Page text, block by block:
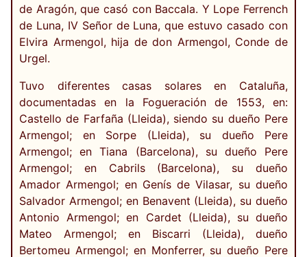
de Aragón, que casó con Baccala. Y Lope Ferrench
de Luna, IV Señor de Luna, que estuvo casado con
Elvira Armengol, hija de don Armengol, Conde de
Urgel.
Tuvo diferentes casas solares en Cataluña,
documentadas en la Fogueración de 1553, en:
Castello de Farfaña (Lleida), siendo su dueño Pere
Armengol; en Sorpe (Lleida), su dueño Pere
Armengol; en Tiana (Barcelona), su dueño Pere
Armengol; en Cabrils (Barcelona), su dueño
Amador Armengol; en Genís de Vilasar, su dueño
Salvador Armengol; en Benavent (Lleida), su dueño
Antonio Armengol; en Cardet (Lleida), su dueño
Mateo Armengol; en Biscarri (Lleida), dueño
Bertomeu Armengol; en Monferrer, su dueño Pere